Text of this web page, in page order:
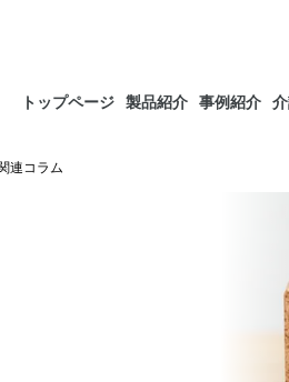
トップページ 製品紹介 事例紹介
連コラム